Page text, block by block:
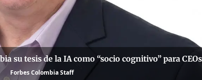
su tesis de la IA como “socio cognitivo” para CEOs
Forbes Colombia Staff